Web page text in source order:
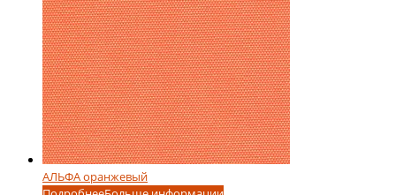
АЛЬФА оранжевый